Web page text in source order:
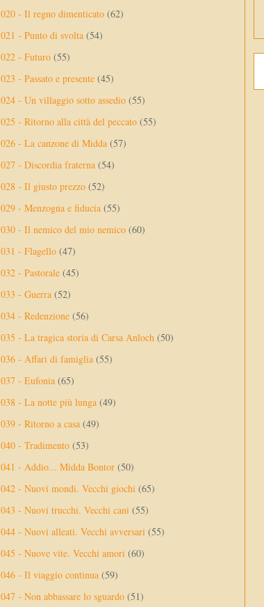
020 - Il regno dimenticato (62)
021 - Punto di svolta (54)
022 - Futuro (55)
023 - Passato e presente (45)
024 - Un villaggio sotto assedio (55)
025 - Ritorno alla città del peccato (55)
026 - La canzone di Midda (57)
027 - Discordia fraterna (54)
028 - Il giusto prezzo (52)
029 - Menzogna e fiducia (55)
030 - Il nemico del mio nemico (60)
031 - Flagello (47)
032 - Pastorale (45)
033 - Guerra (52)
034 - Redenzione (56)
035 - La tragica storia di Carsa Anloch (50)
036 - Affari di famiglia (55)
037 - Eufonia (65)
038 - La notte più lunga (49)
039 - Ritorno a casa (49)
040 - Tradimento (53)
041 - Addio... Midda Bontor (50)
042 - Nuovi mondi. Vecchi giochi (65)
043 - Nuovi trucchi. Vecchi cani (55)
044 - Nuovi alleati. Vecchi avversari (55)
045 - Nuove vite. Vecchi amori (60)
046 - Il viaggio continua (59)
047 - Non abbassare lo sguardo (51)